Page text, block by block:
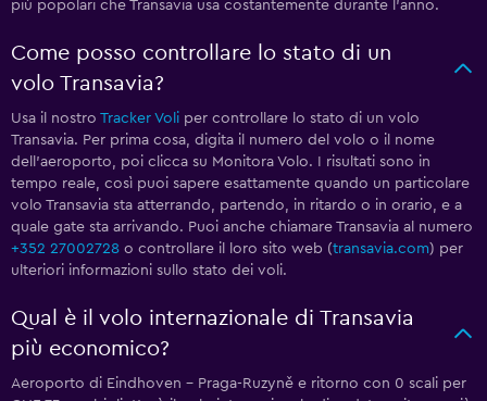
più popolari che Transavia usa costantemente durante l'anno.
Come posso controllare lo stato di un
volo Transavia?
Usa il nostro Tracker Voli per controllare lo stato di un volo
Transavia. Per prima cosa, digita il numero del volo o il nome
dell'aeroporto, poi clicca su Monitora Volo. I risultati sono in
tempo reale, così puoi sapere esattamente quando un particolare
volo Transavia sta atterrando, partendo, in ritardo o in orario, e a
quale gate sta arrivando. Puoi anche chiamare Transavia al numero
+352 27002728 o controllare il loro sito web (transavia.com) per
ulteriori informazioni sullo stato dei voli.
Qual è il volo internazionale di Transavia
più economico?
Aeroporto di Eindhoven - Praga-Ruzyně e ritorno con 0 scali per